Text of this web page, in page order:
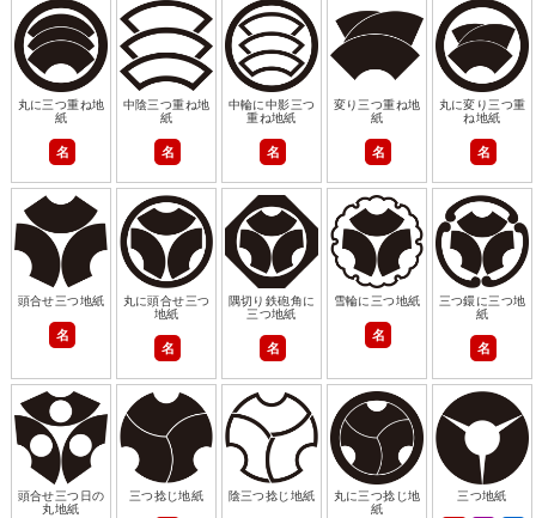
丸に三つ重ね地
紙
名
中陰三つ重ね地
紙
名
中輪に中影三つ
重ね地紙
名
変り三つ重ね地
紙
名
丸に変り三つ重
ね地紙
名
頭合せ三つ地紙
名
丸に頭合せ三つ
地紙
名
隅切り鉄砲角に
三つ地紙
名
雪輪に三つ地紙
名
三つ鐶に三つ地
紙
名
頭合せ三つ日の
丸地紙
三つ捻じ地紙 陰三つ捻じ地紙
丸に三つ捻じ地
紙
三つ地紙